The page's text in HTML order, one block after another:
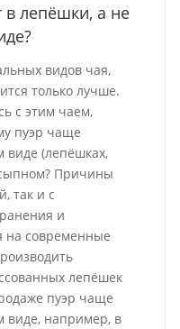
в лепёшки, а не
видов чая,
только лучше.
с этим чаем,
пуэр чаще
виде (лепёшках,
Причины
так и с
и
на современные
лепёшек
пуэр чаще
виде, например, в